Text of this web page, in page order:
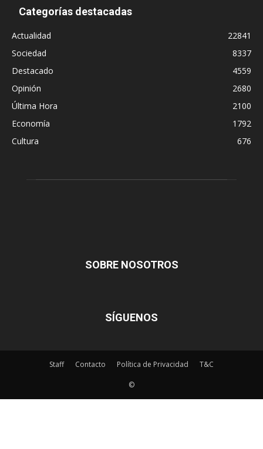
Categorías destacadas
Actualidad
22841
Sociedad
8337
Destacado
4559
Opinión
2680
Última Hora
2100
Economía
1792
Cultura
676
SOBRE NOSOTROS
SÍGUENOS
Staff Contacto Política de Privacidad T&C
©